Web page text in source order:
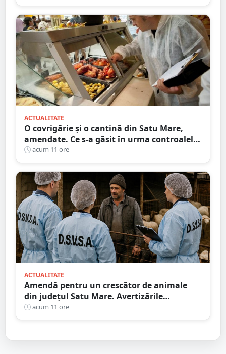
ACTUALITATE
O covrigărie și o cantină din Satu Mare,
amendate. Ce s-a găsit în urma controalelor
DSVSA
acum 11 ore
ACTUALITATE
Amendă pentru un crescător de animale
din județul Satu Mare. Avertizările
transmise de DSVSA
acum 11 ore